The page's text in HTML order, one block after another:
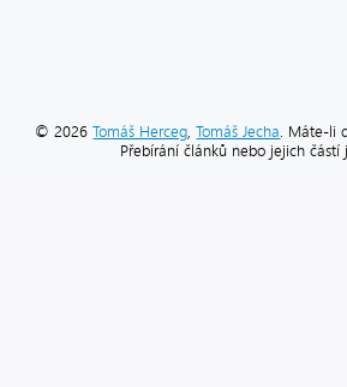
© 2026Tomáš Herceg ,Tomáš Jecha . Máte-li
Přebírání článků nebo jejich